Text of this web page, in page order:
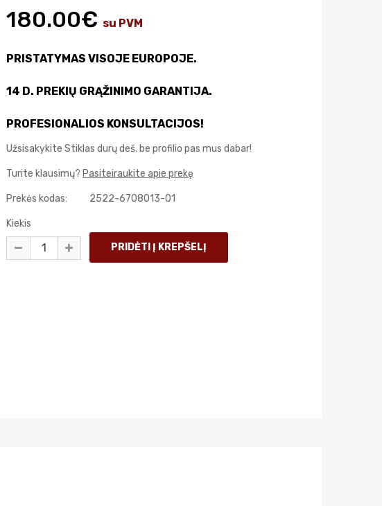
180.00€ su PVM
PRISTATYMAS VISOJE EUROPOJE.
14 D. PREKIŲ GRĄŽINIMO GARANTIJA.
PROFESIONALIOS KONSULTACIJOS!
Užsisakykite Stiklas durų deš. be profilio pas mus dabar!
Turite klausimų? Pasiteiraukite apie prekę
Prekės kodas: 2522-6708013-01
Kiekis